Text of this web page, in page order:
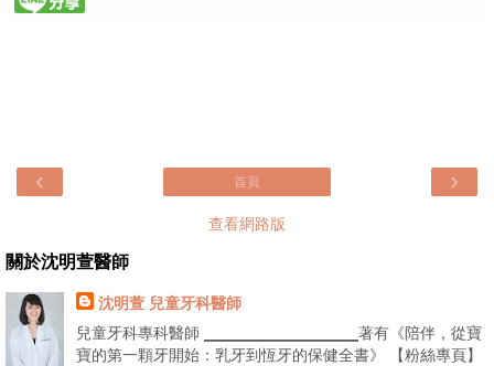
‹ ›
首頁
查看網路版
關於沈明萱醫師
沈明萱 兒童牙科醫師
兒童牙科專科醫師 ▁▁▁▁▁▁▁▁▁▁著有《陪伴，從寶
寶的第一顆牙開始：乳牙到恆牙的保健全書》 【粉絲專頁】